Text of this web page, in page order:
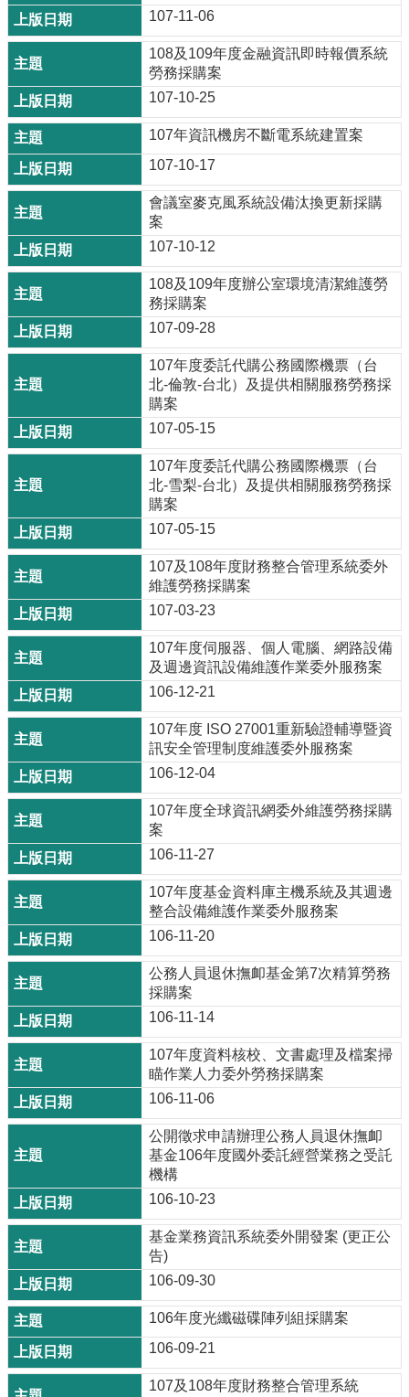
107-11-06
108及109年度金融資訊即時報價系統
勞務採購案
107-10-25
107年資訊機房不斷電系統建置案
107-10-17
會議室麥克風系統設備汰換更新採購
案
107-10-12
108及109年度辦公室環境清潔維護勞
務採購案
107-09-28
107年度委託代購公務國際機票（台
北-倫敦-台北）及提供相關服務勞務採
購案
107-05-15
107年度委託代購公務國際機票（台
北-雪梨-台北）及提供相關服務勞務採
購案
107-05-15
107及108年度財務整合管理系統委外
維護勞務採購案
107-03-23
107年度伺服器、個人電腦、網路設備
及週邊資訊設備維護作業委外服務案
106-12-21
107年度 ISO 27001重新驗證輔導暨資
訊安全管理制度維護委外服務案
106-12-04
107年度全球資訊網委外維護勞務採購
案
106-11-27
107年度基金資料庫主機系統及其週邊
整合設備維護作業委外服務案
106-11-20
公務人員退休撫卹基金第7次精算勞務
採購案
106-11-14
107年度資料核校、文書處理及檔案掃
瞄作業人力委外勞務採購案
106-11-06
公開徵求申請辦理公務人員退休撫卹
基金106年度國外委託經營業務之受託
機構
106-10-23
基金業務資訊系統委外開發案 (更正公
告)
106-09-30
106年度光纖磁碟陣列組採購案
106-09-21
107及108年度財務整合管理系統